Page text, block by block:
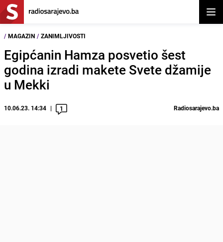
/ MAGAZIN / ZANIMLJIVOSTI
Egipćanin Hamza posvetio šest
godina izradi makete Svete džamije
u Mekki
10.06.23. 14:34 1 Radiosarajevo.ba